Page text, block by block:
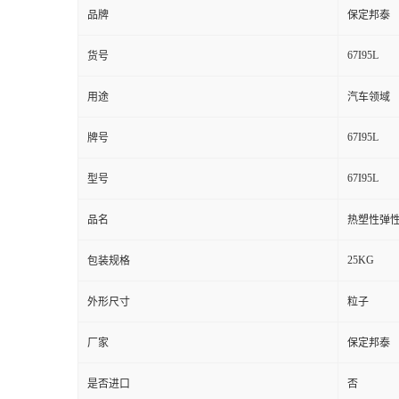
品牌 保定邦泰
货号 67I95L
用途 汽车领域
牌号 67I95L
型号 67I95L
品名 热塑性弹
包装规格 25KG
外形尺寸 粒子
厂家 保定邦泰
是否进口 否